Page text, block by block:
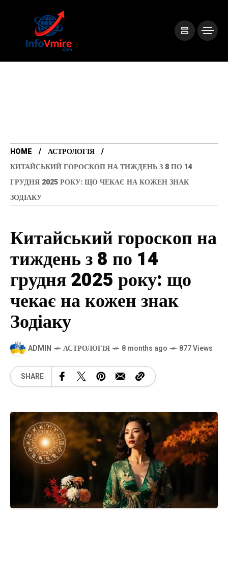
HOME
АСТРОЛОГІЯ
КИТАЙСЬКИЙ ГОРОСКОП НА ТИЖДЕНЬ З 8 ПО 14
ГРУДНЯ 2025 РОКУ: ЩО ЧЕКАЄ НА КОЖЕН ЗНАК
ЗОДІАКУ
Китайський гороскоп на
тиждень з 8 по 14
грудня 2025 року: що
чекає на кожен знак
Зодіаку
ADMIN АСТРОЛОГІЯ 8 months ago 877 Views
SHARE